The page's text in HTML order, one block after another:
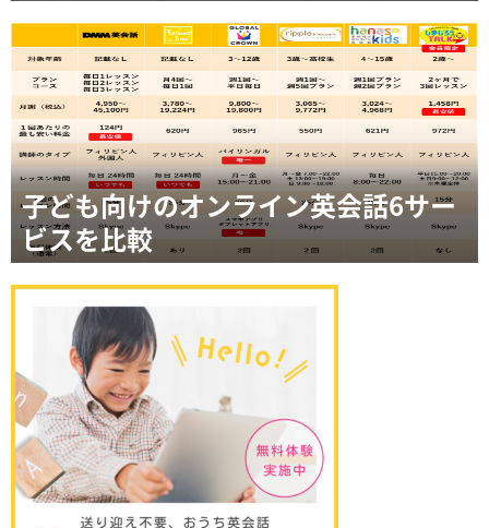
子ども向けのオンライン英会話6サー
ビスを比較